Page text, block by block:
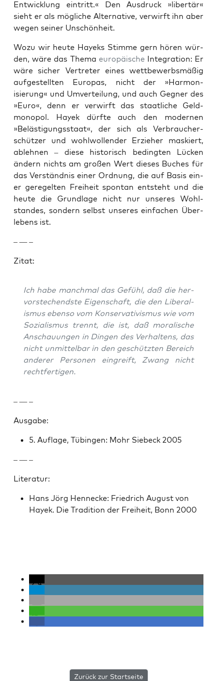
Entwick­lung ein­tritt.« Den Aus­druck »lib­ertär«
sieht er als mögliche Alter­na­tive, ver­wirft ihn aber
wegen sein­er Unschön­heit.
Wozu wir heute Hayeks Stimme gern hören wür­
den, wäre das The­ma europäis­che Inte­gra­tion: Er
wäre sich­er Vertreter eines wet­tbe­werb­smäßig
aufgestell­ten Europas, nicht der »Har­mon­
isierung« und Umverteilung, und auch Geg­n­er des
»Euro«, denn er ver­wirft das staatliche Geld­
monopol. Hayek dürfte auch den mod­er­nen
»Beläs­ti­gungsstaat«, der sich als Ver­brauch­er­
schützer und wohlwol­len­der Erzieher mask­iert,
ablehnen – diese his­torisch bed­ingten Lück­en
ändern nichts am großen Wert dieses Buch­es für
das Ver­ständ­nis ein­er Ord­nung, die auf Basis ein­
er geregel­ten Frei­heit spon­tan entste­ht und die
heute die Grund­lage nicht nur unseres Wohl­
standes, son­dern selb­st unseres ein­fachen Über­
lebens ist.
– — –
Zitat:
Ich habe manch­mal das Gefühl, daß die her­
vorstechend­ste Eigen­schaft, die den Lib­er­al­
is­mus eben­so vom Kon­ser­v­a­tivis­mus wie vom
Sozial­is­mus tren­nt, die ist, daß moralis­che
Anschau­un­gen in Din­gen des Ver­hal­tens, das
nicht unmit­tel­bar in den geschützten Bere­ich
ander­er Per­so­n­en ein­greift, Zwang nicht
recht­fer­ti­gen.
– — –
Aus­gabe:
5. Auflage, Tübin­gen: Mohr Siebeck 2005
– — –
Lit­er­atur:
Hans Jörg Hen­necke: Friedrich August von
Hayek. Die Tra­di­tion der Frei­heit, Bonn 2000
Zurück zur Startseite